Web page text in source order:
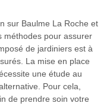
sur Baulme La Roche et
méthodes pour assurer
de jardiniers est à
La mise en place
une étude au
Pour cela,
de prendre soin votre